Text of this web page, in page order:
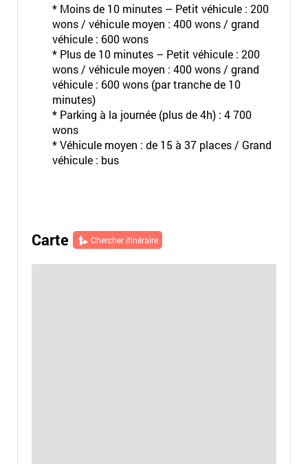
* Moins de 10 minutes – Petit véhicule : 200
wons / véhicule moyen : 400 wons / grand
véhicule : 600 wons
* Plus de 10 minutes – Petit véhicule : 200
wons / véhicule moyen : 400 wons / grand
véhicule : 600 wons (par tranche de 10
minutes)
* Parking à la journée (plus de 4h) : 4 700
wons
* Véhicule moyen : de 15 à 37 places / Grand
véhicule : bus
Carte Chercher itinéraire